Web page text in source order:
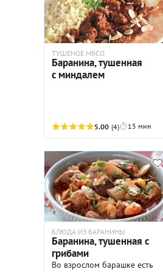
ТУШЕНОЕ МЯСО
Баранина, тушенная
с миндалем
5.00 (4) 15 мин
БЛЮДА ИЗ БАРАНИНЫ
Баранина, тушенная с
грибами
Во взрослом барашке есть